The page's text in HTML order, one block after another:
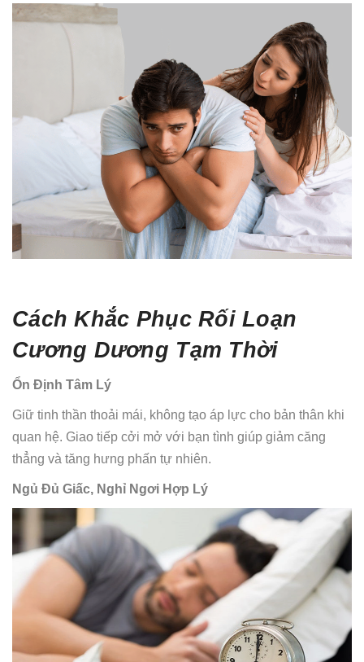
Cách Khắc Phục Rối Loạn
Cương Dương Tạm Thời
Ổn Định Tâm Lý
Giữ tinh thần thoải mái, không tạo áp lực cho bản thân khi
quan hệ. Giao tiếp cởi mở với bạn tình giúp giảm căng
thẳng và tăng hưng phấn tự nhiên.
Ngủ Đủ Giấc, Nghỉ Ngơi Hợp Lý